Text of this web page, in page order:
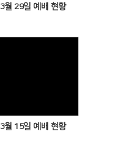
3월 29일 예배 현황
3월 15일 예배 현황